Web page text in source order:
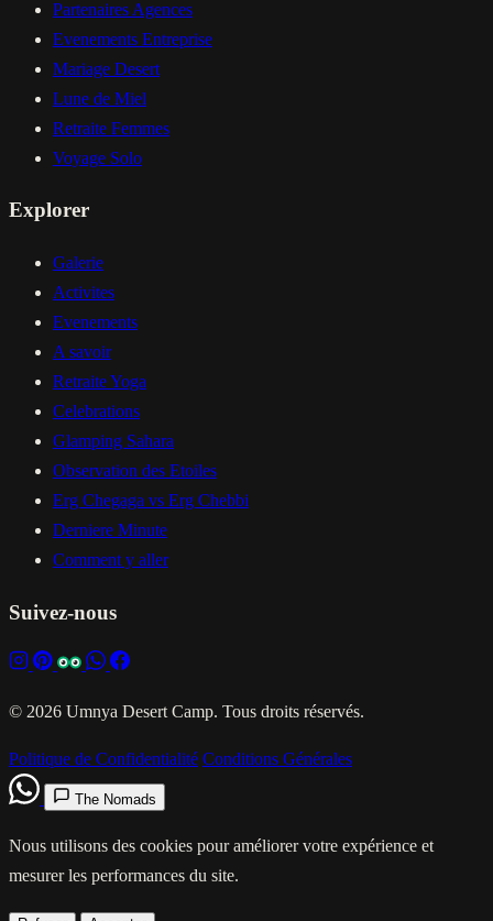
Partenaires Agences
Evenements Entreprise
Mariage Desert
Lune de Miel
Retraite Femmes
Voyage Solo
Explorer
Galerie
Activites
Evenements
A savoir
Retraite Yoga
Celebrations
Glamping Sahara
Observation des Etoiles
Erg Chegaga vs Erg Chebbi
Derniere Minute
Comment y aller
Suivez-nous
© 2026 Umnya Desert Camp. Tous droits réservés.
Politique de Confidentialité Conditions Générales
The Nomads
Nous utilisons des cookies pour améliorer votre expérience et
mesurer les performances du site.